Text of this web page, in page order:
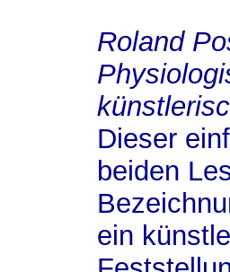
Roland
Dieser
beiden
ein